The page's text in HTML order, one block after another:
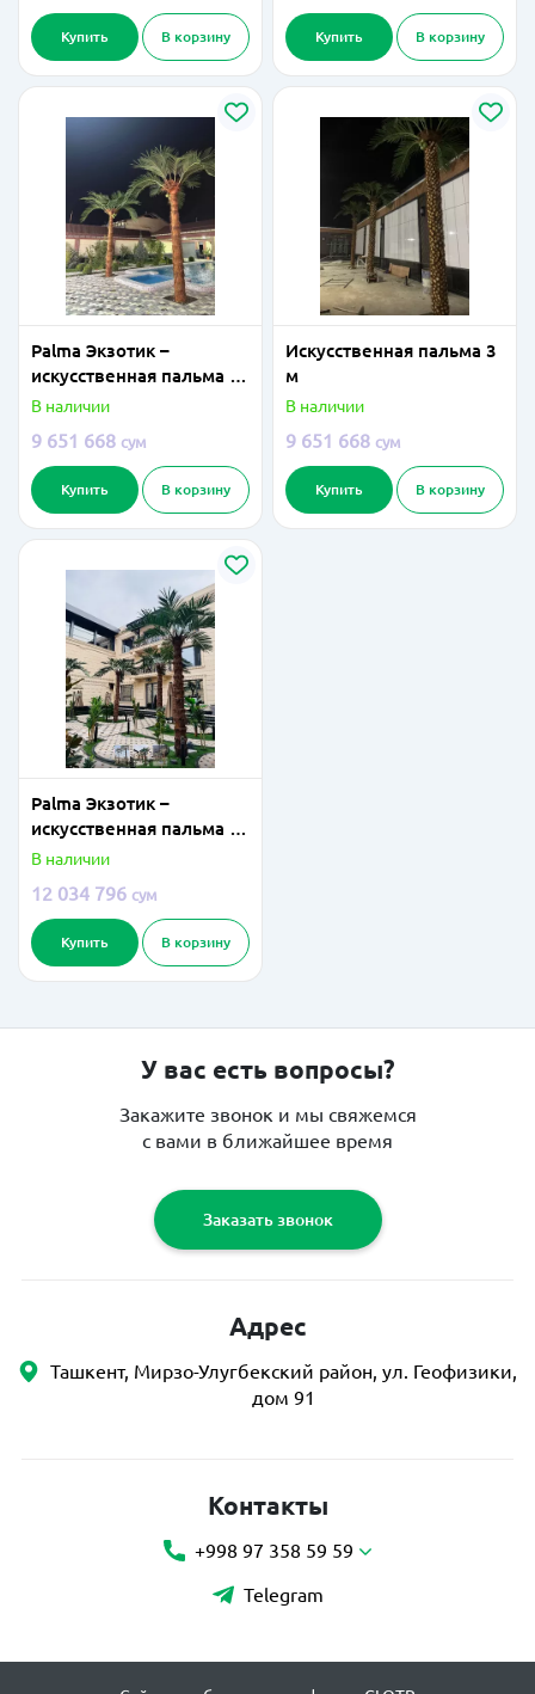
Купить В корзину Купить В корзину
Palma Экзотик –
искусственная пальма 3
метра
В наличии
9 651 668 сум
Купить В корзину
Искусственная пальма 3
м
В наличии
9 651 668 сум
Купить В корзину
Palma Экзотик –
искусственная пальма 5
метра
В наличии
12 034 796 сум
Купить В корзину
У вас есть вопросы?
Закажите звонок и мы свяжемся
с вами в ближайшее время
Заказать звонок
Адрес
Ташкент, Мирзо-Улугбекский район, ул. Геофизики,
дом 91
Контакты
+998 97 358 59 59
Telegram